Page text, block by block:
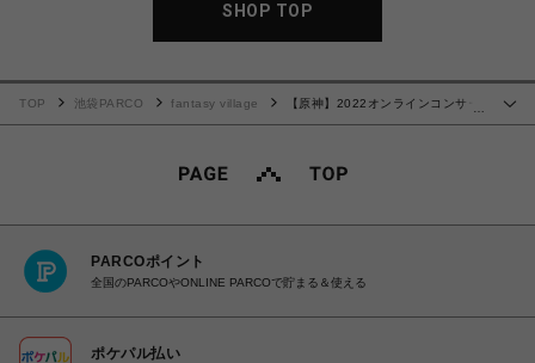
SHOP TOP
TOP 池袋PARCO fantasy village
【原神】2022オンラインコンサー
PARCOポイント
全国のPARCOやONLINE PARCOで貯まる＆使える
ポケパル払い